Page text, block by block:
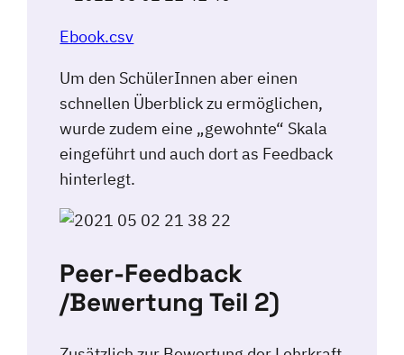
Ebook.csv
Um den SchülerInnen aber einen
schnellen Überblick zu ermöglichen,
wurde zudem eine „gewohnte“ Skala
eingeführt und auch dort as Feedback
hinterlegt.
Peer-Feedback
/Bewertung Teil 2)